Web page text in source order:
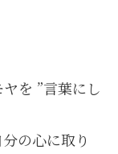
を ”言葉にし
の心に取り